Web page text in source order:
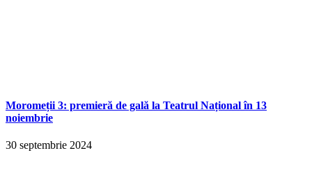
Moromeții 3: premieră de gală la Teatrul Național în 13
noiembrie
30 septembrie 2024